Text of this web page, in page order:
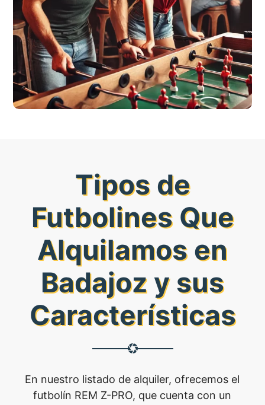
Tipos de
Futbolines Que
Alquilamos en
Badajoz y sus
Características
En nuestro listado de alquiler, ofrecemos el
futbolín REM Z-PRO, que cuenta con un